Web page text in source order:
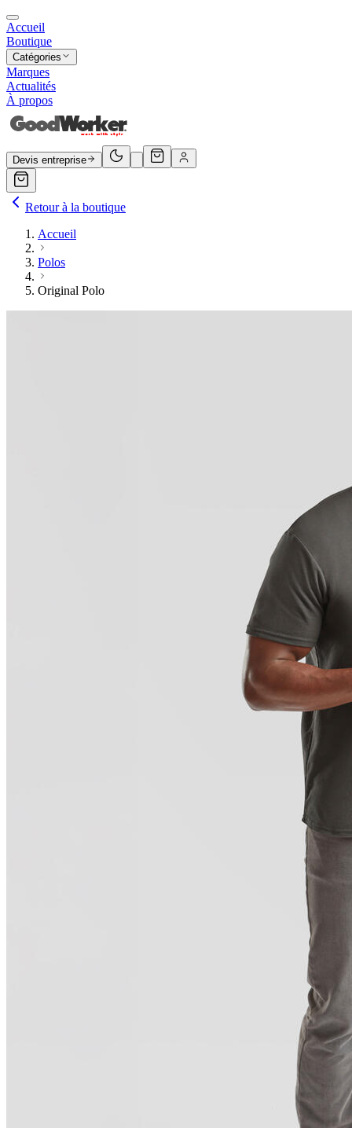
Accueil
Boutique
Catégories
Marques
Actualités
À propos
Devis entreprise
Retour à la boutique
Accueil
Polos
Original Polo